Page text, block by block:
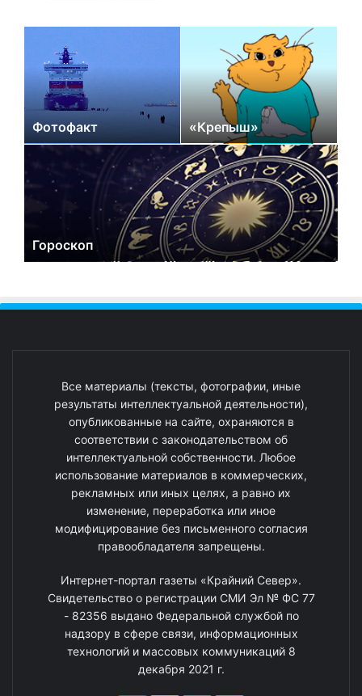
Фотофакт «Крепыш»
Гороскоп
Все материалы (тексты, фотографии, иные
результаты интеллектуальной деятельности),
опубликованные на сайте, охраняются в
соответствии с законодательством об
интеллектуальной собственности. Любое
использование материалов в коммерческих,
рекламных или иных целях, а равно их
изменение, переработка или иное
модифицирование без письменного согласия
правообладателя запрещены.
Интернет-портал газеты «Крайний Север».
Свидетельство о регистрации СМИ Эл № ФС 77
- 82356 выдано Федеральной службой по
надзору в сфере связи, информационных
технологий и массовых коммуникаций 8
декабря 2021 г.